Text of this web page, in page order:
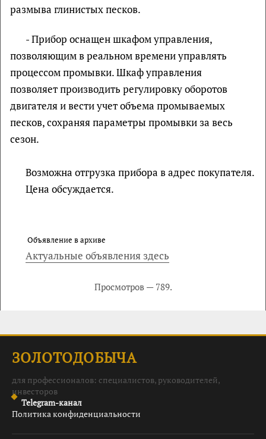
размыва глинистых песков.
- Прибор оснащен шкафом управления,
позволяющим в реальном времени управлять
процессом промывки. Шкаф управления
позволяет производить регулировку оборотов
двигателя и вести учет объема промываемых
песков, сохраняя параметры промывки за весь
сезон.
Возможна отгрузка прибора в адрес покупателя.
Цена обсуждается.
Объявление в архиве
Актуальные объявления здесь
Просмотров — 789.
ЗОЛОТОДОБЫЧА
для профессионалов: специалистов, руководителей,
инвесторов
Telegram-канал
Политика конфиденциальности